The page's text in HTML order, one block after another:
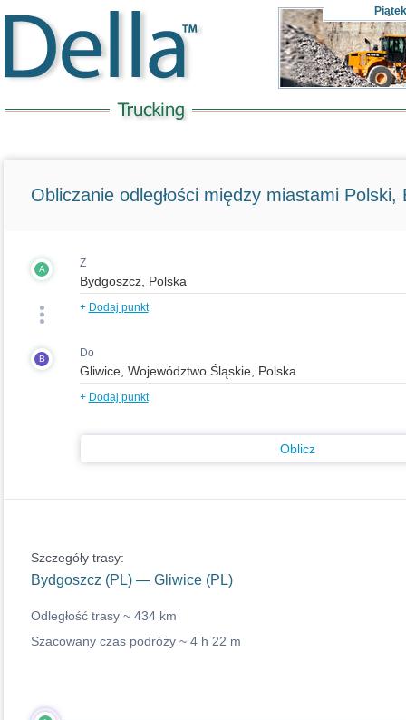
Piątek
Obliczanie odległości między miastami Polski,
A Z
+ Dodaj punkt
B Do
+ Dodaj punkt
Oblicz
Szczegóły trasy:
Bydgoszcz (PL) — Gliwice (PL)
Odległość trasy ~ 434 km
Szacowany czas podróży ~ 4 h 22 m